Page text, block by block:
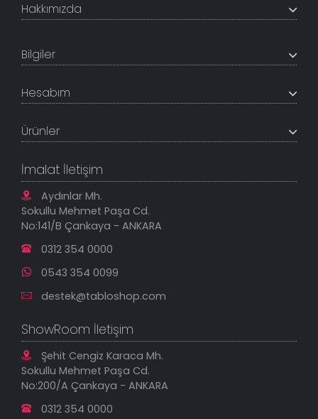
Hakkımızda
TabloShop, müşteri memnuniyetini en üst seviyede
tutmaya çalışır. Uzman kadrosu ile profesyonel işçilikle
Bilgiler
İletişim Bilgileri
Banka Hesapları
Sık Sorulan Sorular
Hesabım
Tüm Siparişlerim
Geçerli İade Koşulları
Mesafeli Satış Sözleşmesi
Gizlilik Güvenlik Politikası
Ürünler
Tablonu Sen Tasarla
Tablo Saatler
Yeni Eklenenler
En Çok Satılanlar
İndirimli Tablolar
İmalat İletişim
Aydınlar Mh.
Sokullu Mehmet Paşa Cd.
No:141/B Çankaya - ANKARA
0312 354 0000
0543 354 0099
destek@tabloshop.com
ShowRoom İletişim
Şehit Cengiz Karaca Mh.
Sokullu Mehmet Paşa Cd.
No:200/A Çankaya - ANKARA
0312 354 0000